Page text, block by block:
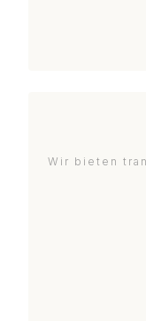
Wir bieten